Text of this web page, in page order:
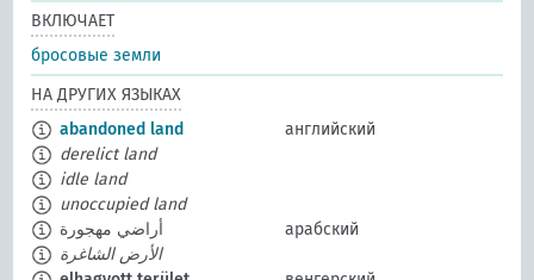
ВКЛЮЧАЕТ
бросовые земли
НА ДРУГИХ ЯЗЫКАХ
abandoned land
английский
derelict land
idle land
unoccupied land
أراضي مهجورة
арабский
الأرض الشاغرة